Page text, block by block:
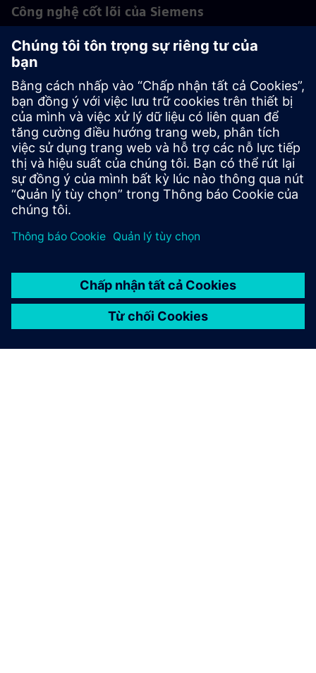
Công nghệ cốt lõi của Siemens
Siemens phấn đấu để dẫn đầu công nghệ trong các lĩnh vực
công nghệ và đổi mới có tầm quan trọng hàng đầu đối với
công ty. Những công nghệ cốt lõi này rất quan trọng đối
với sự thành công lâu dài của Siemens và khách hàng. Các
chuyên gia từ bộ phận nghiên cứu công nghệ toàn cầu và
các doanh nghiệp khác nhau làm việc cùng nhau ở đây,
củng cố các hoạt động R & D của công ty.
Quay lại tất cả Siemens Core Technologies